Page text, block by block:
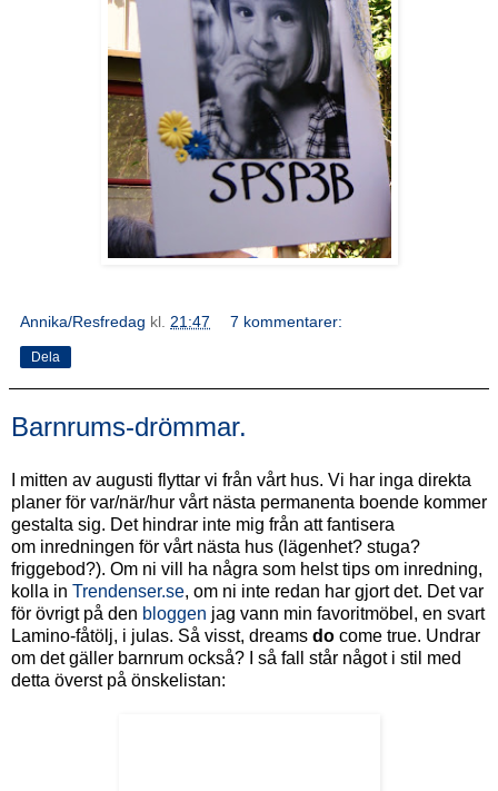
Annika/Resfredag kl. 21:47 7 kommentarer:
Dela
Barnrums-drömmar.
I mitten av augusti flyttar vi från vårt hus. Vi har inga direkta
planer för var/när/hur vårt nästa permanenta boende kommer
gestalta sig. Det hindrar inte mig från att fantisera
om inredningen för vårt nästa hus (lägenhet? stuga?
friggebod?). Om ni vill ha några som helst tips om inredning,
kolla in Trendenser.se, om ni inte redan har gjort det. Det var
för övrigt på den bloggen jag vann min favoritmöbel, en svart
Lamino-fåtölj, i julas. Så visst, dreams do come true. Undrar
om det gäller barnrum också? I så fall står något i stil med
detta överst på önskelistan: